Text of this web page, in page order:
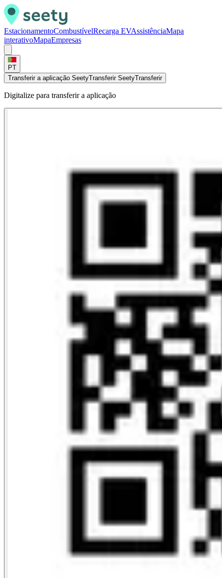
EstacionamentoCombustívelRecarga EVAssistênciaMapa
interativoMapaEmpresas
PT
Transferir a aplicação SeetyTransferir SeetyTransferir
Digitalize para transferir a aplicação